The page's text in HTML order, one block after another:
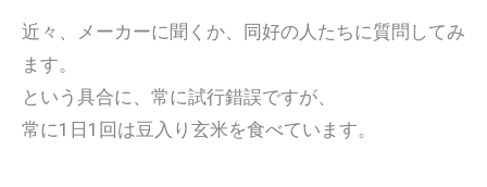
近々、メーカーに聞くか、同好の人たちに質問してみ
ます。
という具合に、常に試行錯誤ですが、
常に1日1回は豆入り玄米を食べています。